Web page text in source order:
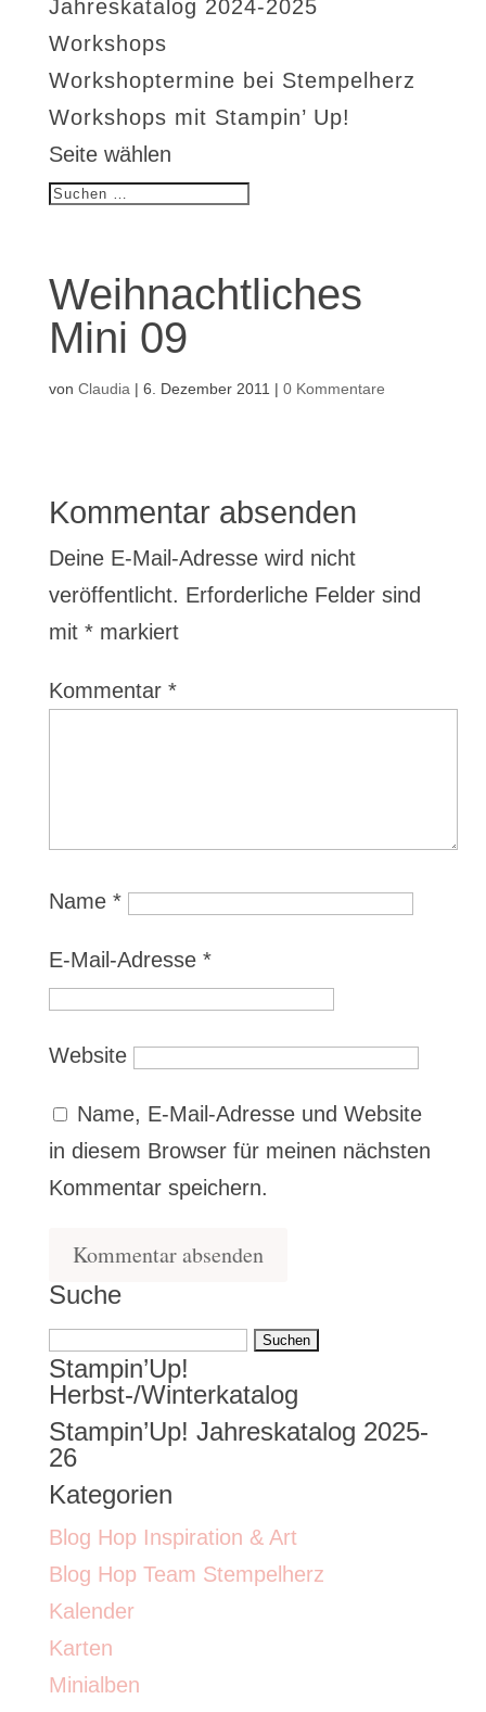
Jahreskatalog 2024-2025
Workshops
Workshoptermine bei Stempelherz
Workshops mit Stampin’ Up!
Seite wählen
Weihnachtliches
Mini 09
von Claudia | 6. Dezember 2011 | 0 Kommentare
Kommentar absenden
Deine E-Mail-Adresse wird nicht
veröffentlicht. Erforderliche Felder sind
mit *markiert
Kommentar *
Name *
E-Mail-Adresse *
Website
Name, E-Mail-Adresse und Website
in diesem Browser für meinen nächsten
Kommentar speichern.
Suche
Suchen
nach:
Stampin’Up!
Herbst-/Winterkatalog
Stampin’Up! Jahreskatalog 2025-
26
Kategorien
Blog Hop Inspiration & Art
Blog Hop Team Stempelherz
Kalender
Karten
Minialben